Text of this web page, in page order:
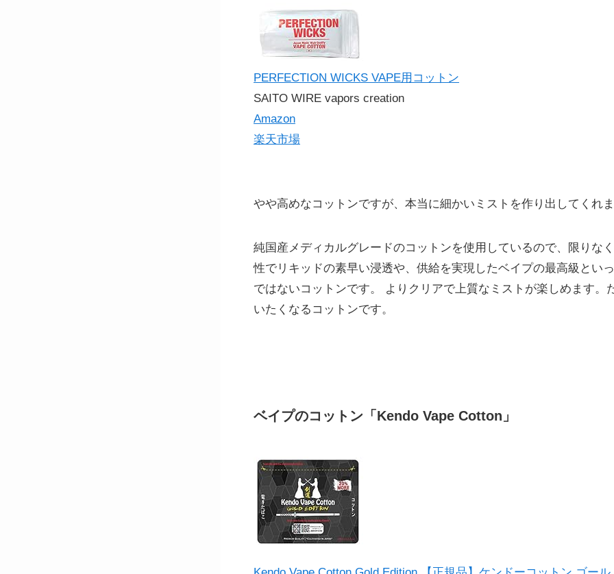
PERFECTION WICKS VAPE用コットン
SAITO WIRE vapors creation
Amazon
楽天市場
やや高めなコットンですが、本当に細かいミストを作り出してくれま
純国産メディカルグレードのコットンを使用しているので、限りな
性でリキッドの素早い浸透や、供給を実現したベイプの最高級とい
ではないコットンです。 よりクリアで上質なミストが楽しめます。
いたくなるコットンです。
ベイプのコットン「Kendo Vape Cotton」